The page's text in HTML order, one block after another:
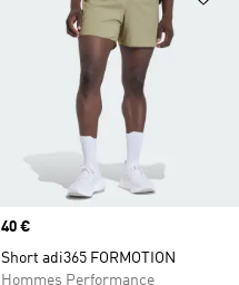
Prix
40 €
Short adi365 FORMOTION
Hommes Performance